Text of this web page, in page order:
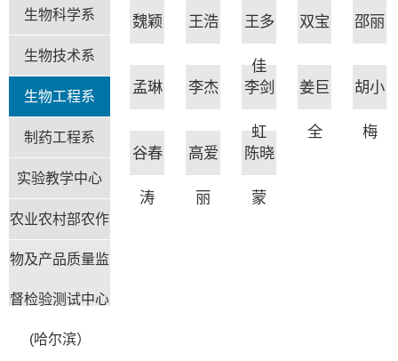
生物科学系
生物技术系
生物工程系
制药工程系
实验教学中心
农业农村部农作
物及产品质量监
督检验测试中心
(哈尔滨）
魏颖 王浩 王多
佳
双宝 邵丽
孟琳 李杰 李剑
虹
姜巨
全
胡小
梅
谷春
涛
高爱
丽
陈晓
蒙